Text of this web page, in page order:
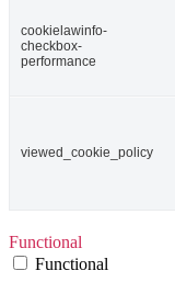
cookielawinfo-
checkbox-
performance
viewed_cookie_policy
Functional
Functional